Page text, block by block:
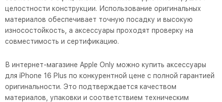
целостности конструкции. Использование оригинальных
материалов обеспечивает точную посадку и высокую
износостойкость, а аксессуары проходят проверку на
совместимость и сертификацию.
В интернет-магазине Apple Only можно купить аксессуары
для iPhone 16 Plus по конкурентной цене с полной гарантией
оригинальности. Это подтверждается качеством
материалов, упаковки и соответствием техническим